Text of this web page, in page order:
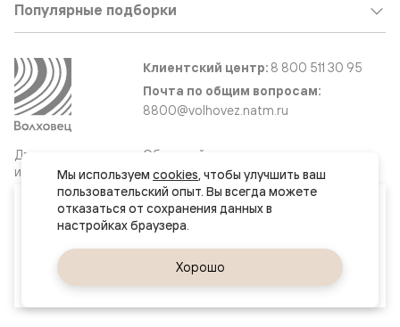
Ваш город
Двери
и интерьерные
решения
Популярные подборки
Клиентский центр: 8 800 511 30 95
Почта по общим вопросам:
8800@volhovez.natm.ru
Обратный звонок
Сайт не является публичной офертой
Правовая информация
Мы используем cookies, чтобы улучшить ваш
пользовательский опыт. Вы всегда можете
отказаться от сохранения данных в
Хорошо